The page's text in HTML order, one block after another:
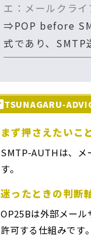
エ：メールクラ
⇒POP before
式であり、SMTP
TSUNAGARU-
まず押さえたいこ
SMTP-AUTHは、メ
す。
迷ったときの判断
OP25Bは外部メー
許可する仕組みで